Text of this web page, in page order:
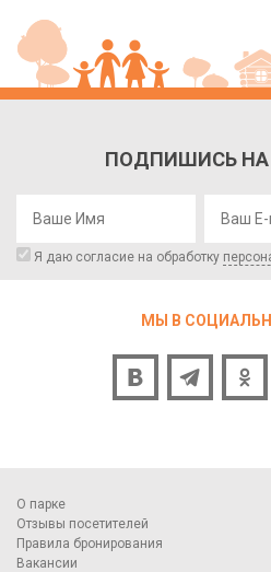
ПОДПИШИСЬ НА
Я даю согласие на обработку
МЫ В
О парке
Отзывы посетителей
Правила бронирования
Вакансии